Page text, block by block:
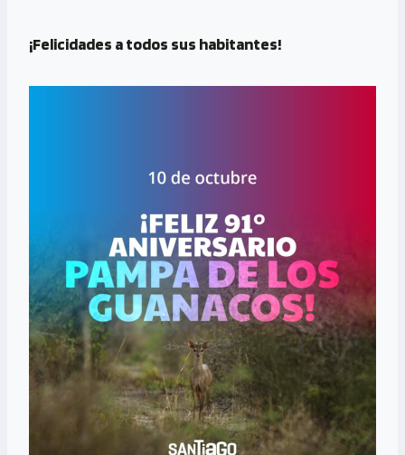
¡Felicidades a todos sus habitantes!